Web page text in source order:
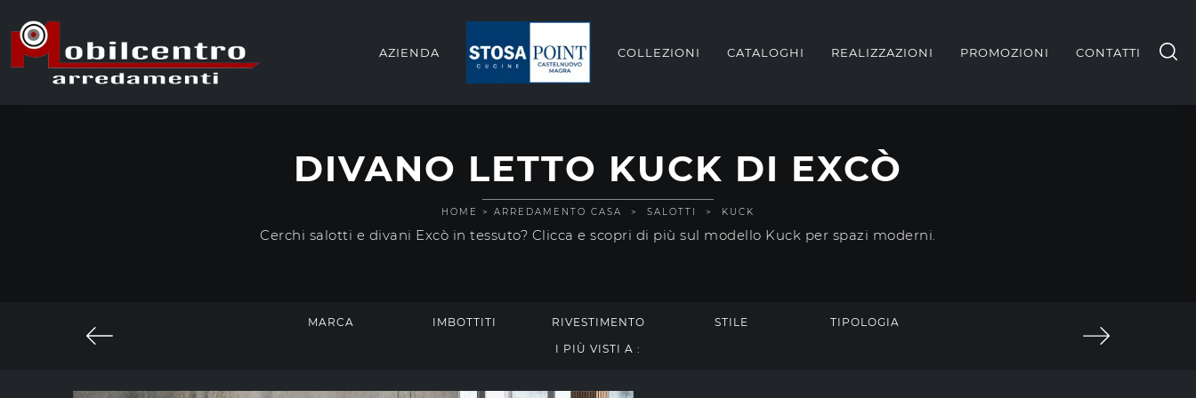
AZIENDA COLLEZIONI CATALOGHI REALIZZAZIONI PROMOZIONI CONTATTI
DIVANO LETTO KUCK DI EXCÒ
HOME > ARREDAMENTO CASA > SALOTTI > KUCK
Cerchi salotti e divani Excò in tessuto? Clicca e scopri di più sul modello Kuck per spazi moderni.
MARCA IMBOTTITI RIVESTIMENTO STILE
TIPOLOGIA
I PIÙ VISTI A :